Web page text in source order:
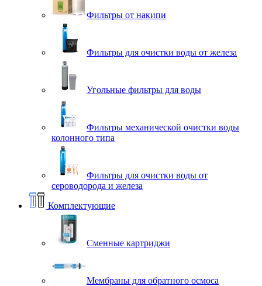
Фильтры от накипи
Фильтры для очистки воды от железа
Угольные фильтры для воды
Фильтры механической очистки воды
колонного типа
Фильтры для очистки воды от
сероводорода и железа
Комплектующие
Сменные картриджи
Мембраны для обратного осмоса